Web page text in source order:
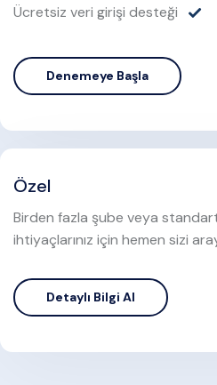
Ücretsiz veri girişi desteği
Denemeye Başla
Özel
Birden fazla şube veya
ihtiyaçlarınız için hemen sizi
Detaylı Bilgi Al